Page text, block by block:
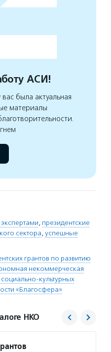
АСИ!
была актуальная
материалы
, президентские
сектора, успешные
грантов по развитию
некоммерческая
культурных
«Благосфера»
НКО